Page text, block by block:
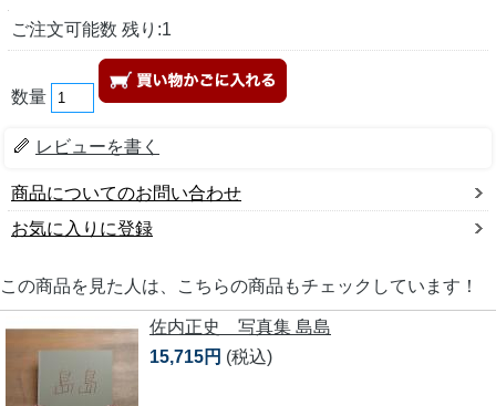
ご注文可能数 残り:1
数量
レビューを書く
商品についてのお問い合わせ
お気に入りに登録
この商品を見た人は、こちらの商品もチェックしています！
佐内正史 写真集 島島
15,715円 (税込)